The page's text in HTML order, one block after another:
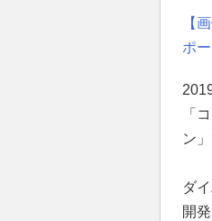
【
ポ
「
ン」
ダ
開